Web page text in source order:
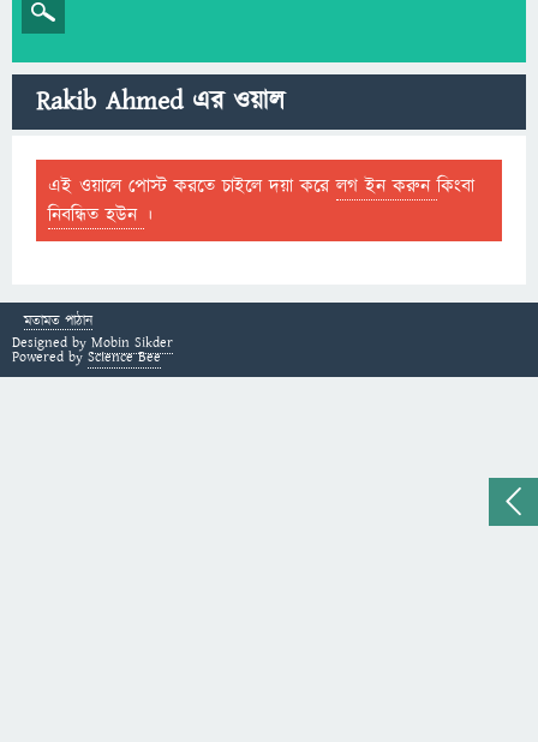
Rakib Ahmed এর ওয়াল
এই ওয়ালে পোস্ট করতে চাইলে দয়া করেলগ ইন করুনকিংবা
নিবন্ধিত হউন ।
মতামত পাঠান
Designed by Mobin Sikder
Powered by Science Bee